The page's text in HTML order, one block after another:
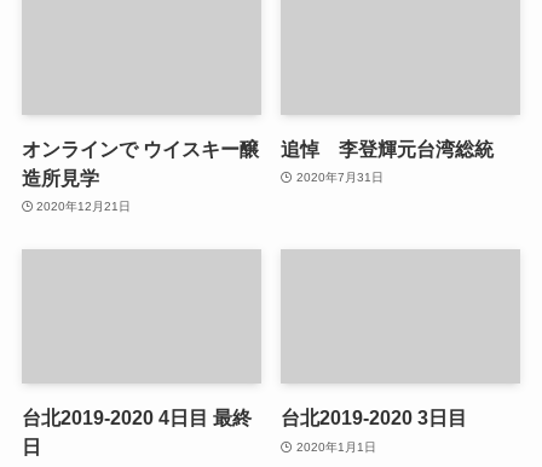
オンラインで ウイスキー醸
造所見学
2020年12月21日
追悼 李登輝元台湾総統
2020年7月31日
台北2019-2020 4日目 最終
日
台北2019-2020 3日目
2020年1月1日